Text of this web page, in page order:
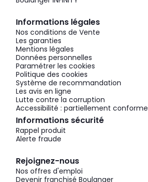
Informations légales
Nos conditions de Vente
Les garanties
Mentions légales
Données personnelles
Paramétrer les cookies
Politique des cookies
Système de recommandation
Les avis en ligne
Lutte contre la corruption
Accessibilité : partiellement conforme
Informations sécurité
Rappel produit
Alerte fraude
Rejoignez-nous
Nos offres d'emploi
Devenir franchisé Boulanger